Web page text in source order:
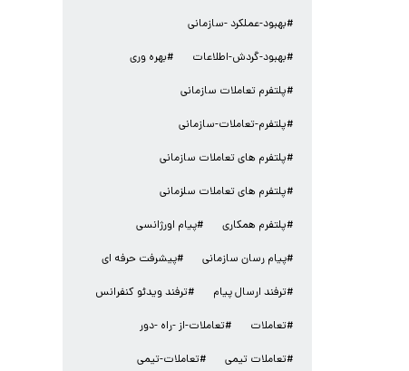
#بهبود-عملکرد -سازمانی
#بهبود-گردش-اطلاعات #بهره وری
#پلتفرم تعاملات سازمانی
#پلتفرم-تعاملات-سازمانی
#پلتفرم های تعاملات سازمانی
#پلتفرم های تعاملات سلزمانی
#پلتفرم همکاری #پیام اورژانسی
#پیام رسان سازمانی #پیشرفت حرفه ای
#ترفند ارسال پیام #ترفند ویدئو کنفرانس
#تعاملات #تعاملات-از -راه -دور
#تعاملات تیمی #تعاملات-تیمی